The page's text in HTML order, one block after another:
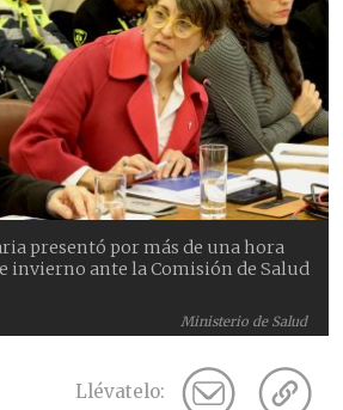
Ministerio de Salud
presentó por más de una hora
invierno ante la Comisión de Salud
Llévatelo: